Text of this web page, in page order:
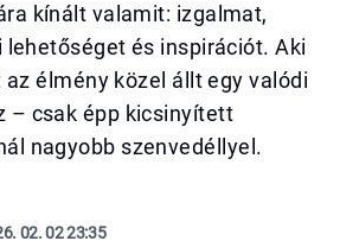
kínált valamit: izgalmat,
lehetőséget és inspirációt. Aki
élmény közel állt egy valódi
– csak épp kicsinyített
nagyobb szenvedéllyel.
02. 02 23:35